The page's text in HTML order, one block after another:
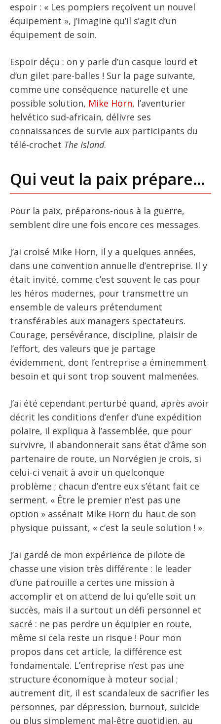
espoir : « Les pompiers reçoivent un nouvel
équipement », j’imagine qu’il s’agit d’un
équipement de soin.
Espoir déçu : on y parle d’un casque lourd et
d’un gilet pare-balles ! Sur la page suivante,
comme une conséquence naturelle et une
possible solution, Mike Horn, l’aventurier
helvético sud-africain, délivre ses
connaissances de survie aux participants du
télé-crochet The Island.
Qui veut la paix prépare…
Pour la paix, préparons-nous à la guerre,
semblent dire une fois encore ces messages.
J’ai croisé Mike Horn, il y a quelques années,
dans une convention annuelle d’entreprise. Il y
était invité, comme c’est souvent le cas pour
les héros modernes, pour transmettre un
ensemble de valeurs prétendument
transférables aux managers spectateurs.
Courage, persévérance, discipline, plaisir de
l’effort, des valeurs que je partage
évidemment, dont l’entreprise a éminemment
besoin et qui sont trop souvent malmenées.
J’ai été cependant perturbé quand, après avoir
décrit les conditions d’enfer d’une expédition
polaire, il expliqua à l’assemblée, que pour
survivre, il abandonnerait sans état d’âme son
partenaire de route, un Norvégien je crois, si
celui-ci venait à avoir un quelconque
problème ; chacun d’entre eux s’étant fait ce
serment. « Être le premier n’est pas une
option » assénait Mike Horn du haut de son
physique puissant, « c’est la seule solution ! ».
J’ai gardé de mon expérience de pilote de
chasse une vision très différente : le leader
d’une patrouille a certes une mission à
accomplir et on attend de lui qu’elle soit un
succès, mais il a surtout un défi personnel et
sacré : ne pas perdre un équipier en route,
même si cela reste un risque ! Pour mon
propos dans cet article, la différence est
fondamentale. L’entreprise n’est pas une
structure économique à moteur social ;
autrement dit, il est scandaleux de sacrifier les
personnes, par dépression, burnout, suicide
ou plus simplement mal-être quotidien, au